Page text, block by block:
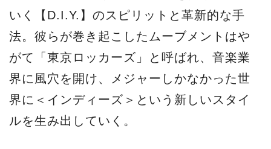
いく【D.I.Y.】のスピリットと⾰新的な⼿
法。彼らが巻き起こしたムーブメントはや
がて「東京ロッカーズ」と呼ばれ、⾳楽業
界に⾵⽳を開け、メジャーしかなかった世
界に＜インディーズ＞という新しいスタイ
ルを⽣み出していく。